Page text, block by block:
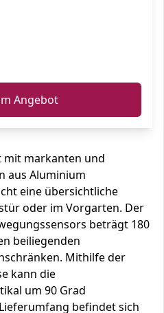
Angebot
mit markanten und
aus Aluminium
eine übersichtliche
oder im Vorgarten. Der
beträgt 180
beiliegenden
Mithilfe der
kann die
um 90 Grad
befindet sich